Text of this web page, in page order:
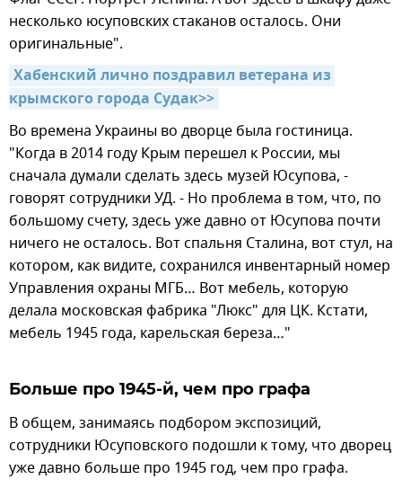
несколько юсуповских стаканов осталось. Они
оригинальные".
Хабенский лично поздравил ветерана из
крымского города Судак>>
Во времена Украины во дворце была гостиница.
"Когда в 2014 году Крым перешел к России, мы
сначала думали сделать здесь музей Юсупова, -
говорят сотрудники УД. - Но проблема в том, что, по
большому счету, здесь уже давно от Юсупова почти
ничего не осталось. Вот спальня Сталина, вот стул, на
котором, как видите, сохранился инвентарный номер
Управления охраны МГБ… Вот мебель, которую
делала московская фабрика "Люкс" для ЦК. Кстати,
мебель 1945 года, карельская береза…"
Больше про 1945-й, чем про графа
В общем, занимаясь подбором экспозиций,
сотрудники Юсуповского подошли к тому, что дворец
уже давно больше про 1945 год, чем про графа.